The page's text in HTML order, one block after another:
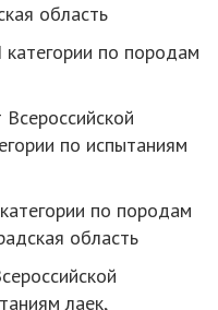
область
категории по породам
Всероссийской
по испытаниям
по породам
область
лаек,